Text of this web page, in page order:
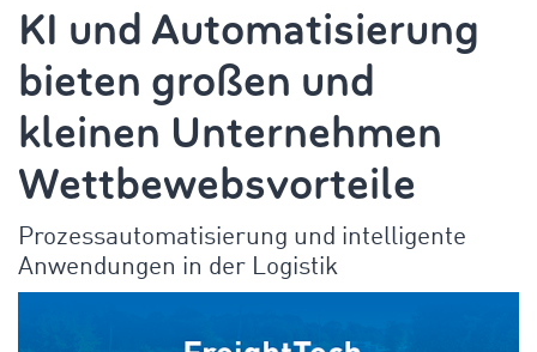
KI und Automatisierung
bieten großen und
kleinen Unternehmen
Wettbewebsvorteile
Prozessautomatisierung und intelligente
Anwendungen in der Logistik